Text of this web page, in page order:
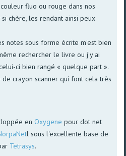
fluo ou rouge dans nos
chère, les rendant ainsi peux
notes sous forme écrite m'est bien
rechercher le livre ou j'y ai
ci bien rangé « quelque part ».
crayon scanner qui font cela très
en Oxygene pour dot net
l sous l'excellente base de
Tetrasys.